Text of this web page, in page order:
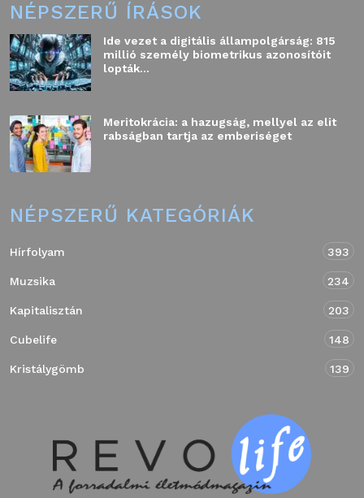
NÉPSZERŰ ÍRÁSOK
Ide vezet a digitális állampolgárság: 815
millió személy biometrikus azonosítóit
lopták...
Meritokrácia: a hazugság, mellyel az elit
rabságban tartja az emberiséget
NÉPSZERŰ KATEGÓRIÁK
Hírfolyam 393
Muzsika 234
Kapitalisztán 203
Cubelife 148
Kristálygömb 139